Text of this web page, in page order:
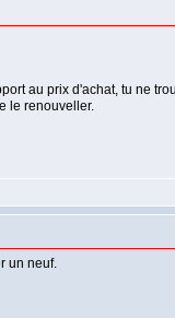
au prix d'achat, tu ne
le renouveller.
un neuf.